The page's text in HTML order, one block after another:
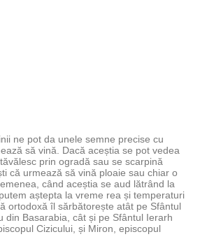
ne pot da unele semne precise cu
să vină. Dacă aceștia se pot vedea
prin ogradă sau se scarpină
că urmează să vină ploaie sau chiar o
când aceștia se aud lătrând la
aștepta la vreme rea și temperaturi
ortodoxă îl sărbătorește atât pe Sfântul
din Basarabia, cât și pe Sfântul Ierarh
Cizicului, și Miron, episcopul